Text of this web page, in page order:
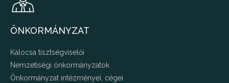
ÖNKORMÁNYZAT
Kalocsa tisztségviselői
Nemzetiségi önkormányzatok
Önkormányzat intézményei, cégei